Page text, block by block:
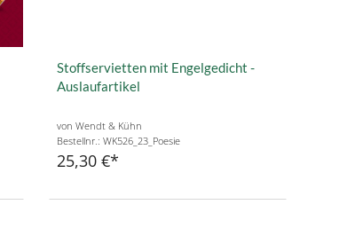
Stoffservietten mit Engelgedicht -
Auslaufartikel
von Wendt & Kühn
Bestellnr.: WK526_23_Poesie
25,30 €